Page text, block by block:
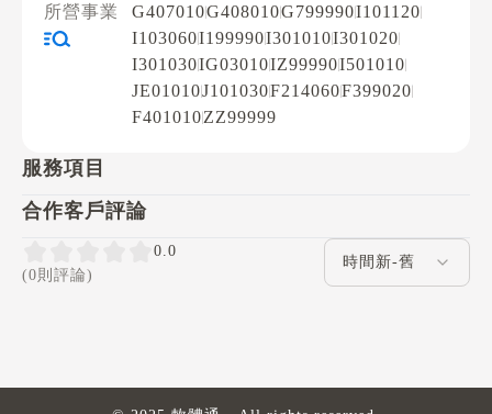
所營事業
G407010G408010G799990I101120
I103060I199990I301010I301020
I301030IG03010IZ99990I501010
JE01010J101030F214060F399020
F401010ZZ99999
服務項目
合作客戶評論
0.0
(0則評論)
評論排序